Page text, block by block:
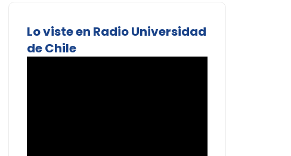
Lo viste en Radio Universidad
de Chile